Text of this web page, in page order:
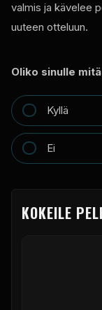
valmis ja kävelee
uuteen otteluun.
Oliko sinulle
Kyllä
Ei
KOKEILE